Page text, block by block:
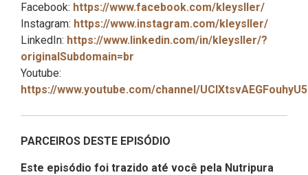
Facebook: https://www.facebook.com/kleysller/
Instagram: https://www.instagram.com/kleysller/
LinkedIn: https://www.linkedin.com/in/kleysller/?
originalSubdomain=br
Youtube:
https://www.youtube.com/channel/
PARCEIROS DESTE EPISÓDIO
Este episódio foi trazido até você pela Nutripura